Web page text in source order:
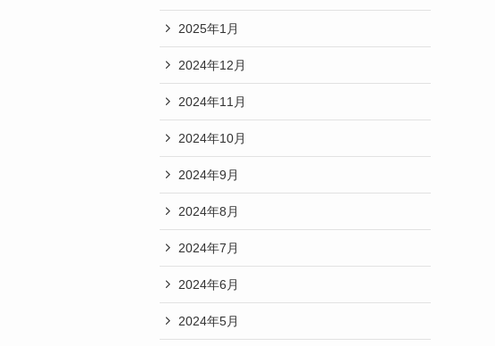
2025年1月
2024年12月
2024年11月
2024年10月
2024年9月
2024年8月
2024年7月
2024年6月
2024年5月